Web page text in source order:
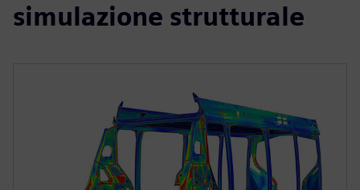
simulazione strutturale